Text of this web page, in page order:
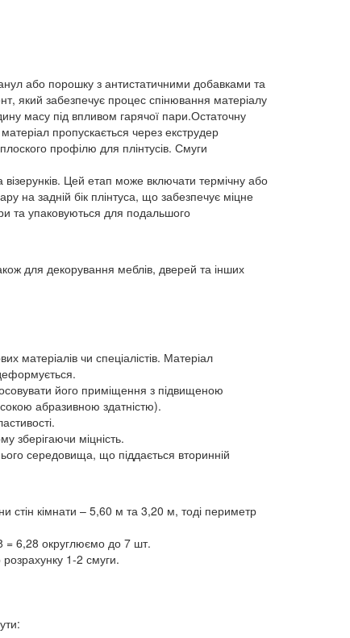
або порошку з антистатичними добавками та
який забезпечує процес спінювання матеріалу
масу під впливом гарячої пари.Остаточну
пропускається через екструдер
профілю для плінтусів. Смуги
Цей етап може включати термічну або
на задній бік плінтуса, що забезпечує міцне
та упаковуються для подальшого
для декорування меблів, дверей та інших
чи спеціалістів. Матеріал
його приміщення з підвищеною
абразивною здатністю).
зберігаючи міцність.
середовища, що піддається вторинній
стін кімнати – 5,60 м та 3,20 м, тоді периметр
= 6,28 округлюємо до 7 шт.
розрахунку 1-2 смуги.